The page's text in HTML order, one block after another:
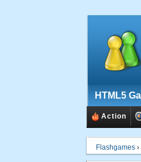
HTML5
Action
Flashgames ›